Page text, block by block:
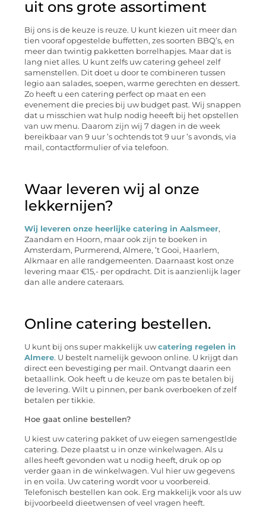
uit ons grote assortiment
Bij ons is de keuze is reuze. U kunt kiezen uit meer dan
tien vooraf opgestelde buffetten, zes soorten BBQ’s, en
meer dan twintig pakketten borrelhapjes. Maar dat is
lang niet alles. U kunt zelfs uw catering geheel zelf
samenstellen. Dit doet u door te combineren tussen
legio aan salades, soepen, warme gerechten en dessert.
Zo heeft u een catering perfect op maat en een
evenement die precies bij uw budget past. Wij snappen
dat u misschien wat hulp nodig heeeft bij het opstellen
van uw menu. Daarom zijn wij 7 dagen in de week
bereikbaar van 9 uur ’s ochtends tot 9 uur ’s avonds, via
mail, contactformulier of via telefoon.
Waar leveren wij al onze
lekkernijen?
Wij leveren onze heerlijke catering in Aalsmeer,
Zaandam en Hoorn, maar ook zijn te boeken in
Amsterdam, Purmerend, Almere, ’t Gooi, Haarlem,
Alkmaar en alle randgemeenten. Daarnaast kost onze
levering maar €15,- per opdracht. Dit is aanzienlijk lager
dan alle andere cateraars.
Online catering bestellen.
U kunt bij ons super makkelijk uwcatering regelen in
Almere. U bestelt namelijk gewoon online. U krijgt dan
direct een bevestiging per mail. Ontvangt daarin een
betaallink. Ook heeft u de keuze om pas te betalen bij
de levering. Wilt u pinnen, per bank overboeken of zelf
betalen per tikkie.
Hoe gaat online bestellen?
U kiest uw catering pakket of uw eiegen samengestlde
catering. Deze plaatst u in onze winkelwagen. Als u
alles heeft gevonden wat u nodig heeft, druk op op
verder gaan in de winkelwagen. Vul hier uw gegevens
in en voila. Uw catering wordt voor u voorbereid.
Telefonisch bestellen kan ook. Erg makkelijk voor als uw
bijvoorbeeld dieetwensen of veel vragen heeft.